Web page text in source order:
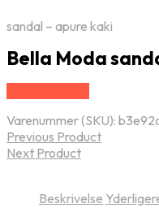
sandal – apure kaki
Bella Moda
Varenummer (SKU):
Previous Product
Next Product
Beskrivelse